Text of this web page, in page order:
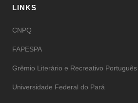
LINKS
CNPQ
FAPESPA
Grêmio Literário e Recreativo
Universidade Federal do Pará